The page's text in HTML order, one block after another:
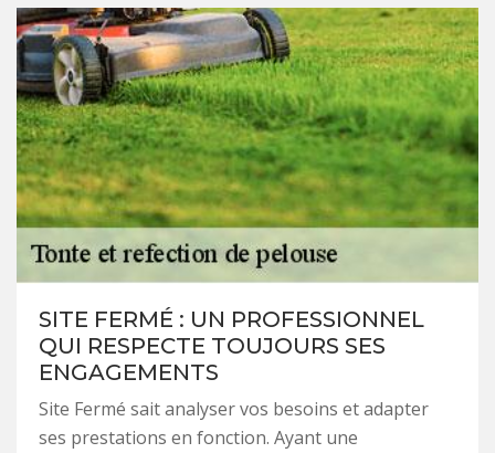
SITE FERMÉ : UN PROFESSIONNEL
QUI RESPECTE TOUJOURS SES
ENGAGEMENTS
Site Fermé sait analyser vos besoins et adapter
ses prestations en fonction. Ayant une